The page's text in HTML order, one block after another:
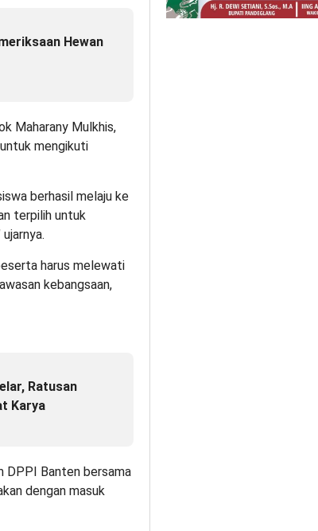
Hewan
Maharany Mulkhis,
mengikuti
berhasil melaju ke
terpilih untuk
harus melewati
kebangsaan,
Ratusan
Karya
DPPI Banten bersama
dengan masuk